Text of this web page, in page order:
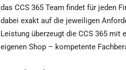
das CCS 365 Team findet für jeden
dabei exakt auf die jeweiligen
Leistung überzeugt die CCS 365 mit
eigenen Shop – kompetente